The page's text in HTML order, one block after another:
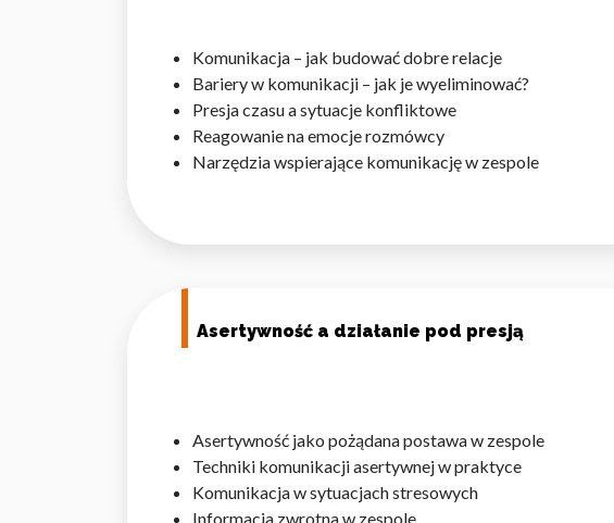
Komunikacja – jak budować dobre relacje
Bariery w komunikacji – jak je wyeliminować?
Presja czasu a sytuacje konfliktowe
Reagowanie na emocje rozmówcy
Narzędzia wspierające komunikację w zespole
Asertywność a działanie pod presją
Asertywność jako pożądana postawa w zespole
Techniki komunikacji asertywnej w praktyce
Komunikacja w sytuacjach stresowych
Informacja zwrotna w zespole
Preferencje
Pliki cookie dotyczące preferencji umożliwiają
np. preferowany język lub region, w którym
na stronie, gromadząc i zgłaszając anonimowe
Marketingowe pliki cookie stosowane są w
Nieklasyfikowane
Nieklasyfikowane pliki cookie, to pliki, które są